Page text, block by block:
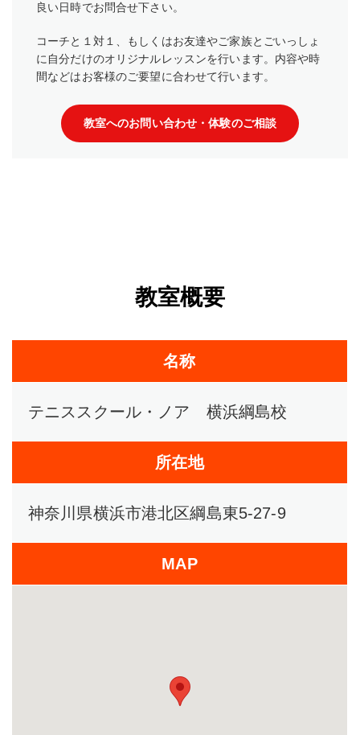
良い日時でお問合せ下さい。
コーチと１対１、もしくはお友達やご家族とごいっしょ
に自分だけのオリジナルレッスンを行います。内容や時
間などはお客様のご要望に合わせて行います。
教室へのお問い合わせ・体験のご相談
教室概要
名称
テニススクール・ノア 横浜綱島校
所在地
神奈川県横浜市港北区綱島東5-27-9
MAP